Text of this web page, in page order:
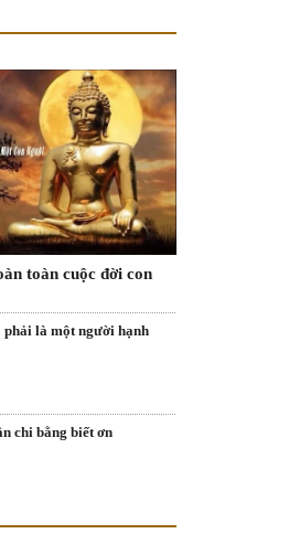
toàn cuộc đời con
phải là một người hạnh
chi bằng biết ơn